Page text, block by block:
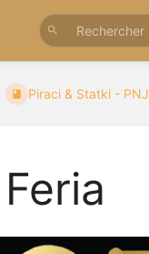
Piraci & Statki - PNJ